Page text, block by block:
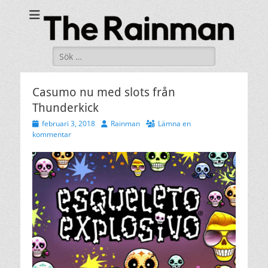
The Rainman
med nyheter från spelbranschen
Sök
efter:
Casumo nu med slots från
Thunderkick
Publicerad
den
februari 3, 2018 Författare
Rainman
Lämna en
kommentar